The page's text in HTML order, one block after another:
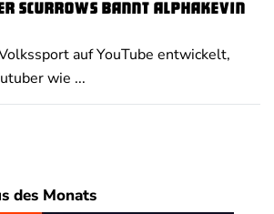
Scurrows bannt AlphaKevin
auf YouTube entwickelt,
wie ...
des Monats